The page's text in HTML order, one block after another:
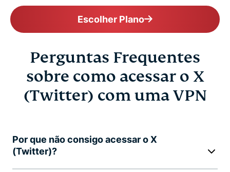
Escolher Plano
Perguntas Frequentes
sobre como acessar o X
(Twitter) com uma VPN
Por que não consigo acessar o X
(Twitter)?